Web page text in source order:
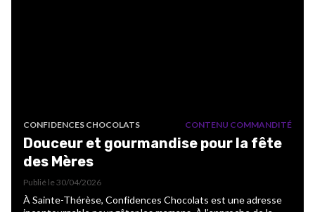
CONFIDENCES CHOCOLATS CONTENU COMMANDITÉ
Douceur et gourmandise pour la fête
des Mères
Publié le30/04/2026
À Sainte-Thérèse, Confidences Chocolats est une adresse